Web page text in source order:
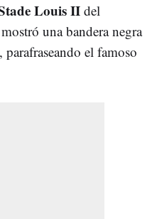
Louis II del
una bandera negra
el famoso